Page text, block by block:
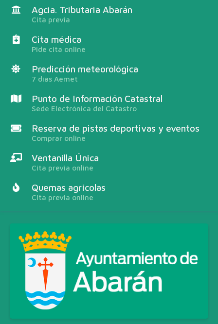
Agcia. Tributaria Abarán
Cita previa
Cita médica
Pide cita online
Predicción meteorológica
7 días Aemet
Punto de Información Catastral
Sede Electrónica del Catastro
Reserva de pistas deportivas y eventos
Comprar online
Ventanilla Única
Cita previa online
Quemas agrícolas
Cita previa online